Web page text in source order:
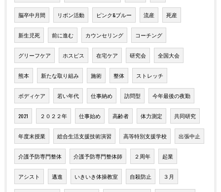
脳卒中月間 リボン活動 ピンク&ブルー 流産 死産
新生児死 前に進む カウンセリング コーチング
グリーフケア ホスピス 在宅ケア 研究会 全国大会
熊本 新たな取り組み 施術 整体 ストレッチ
ボディケア 若い年代 仕事納め 訪問型 今年最後の夜勤
2021 ２０２２年 仕事始め 高齢者 体力測定 共同研究
年度末授業 総合生活支援技術演習 高等特別支援学校 出張中止
介護予防専門整体 介護予防専門整体師 ２周年 起業
アシスト 邁進 いきいき体操教室 自殺防止 ３月